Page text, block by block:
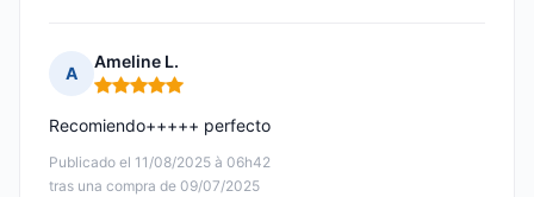
A
Ameline L.
Nota: 5 de 5
Publicado el 11/08/2025 à 06h42
tras una compra de 09/07/2025
Recomiendo+++++ perfecto